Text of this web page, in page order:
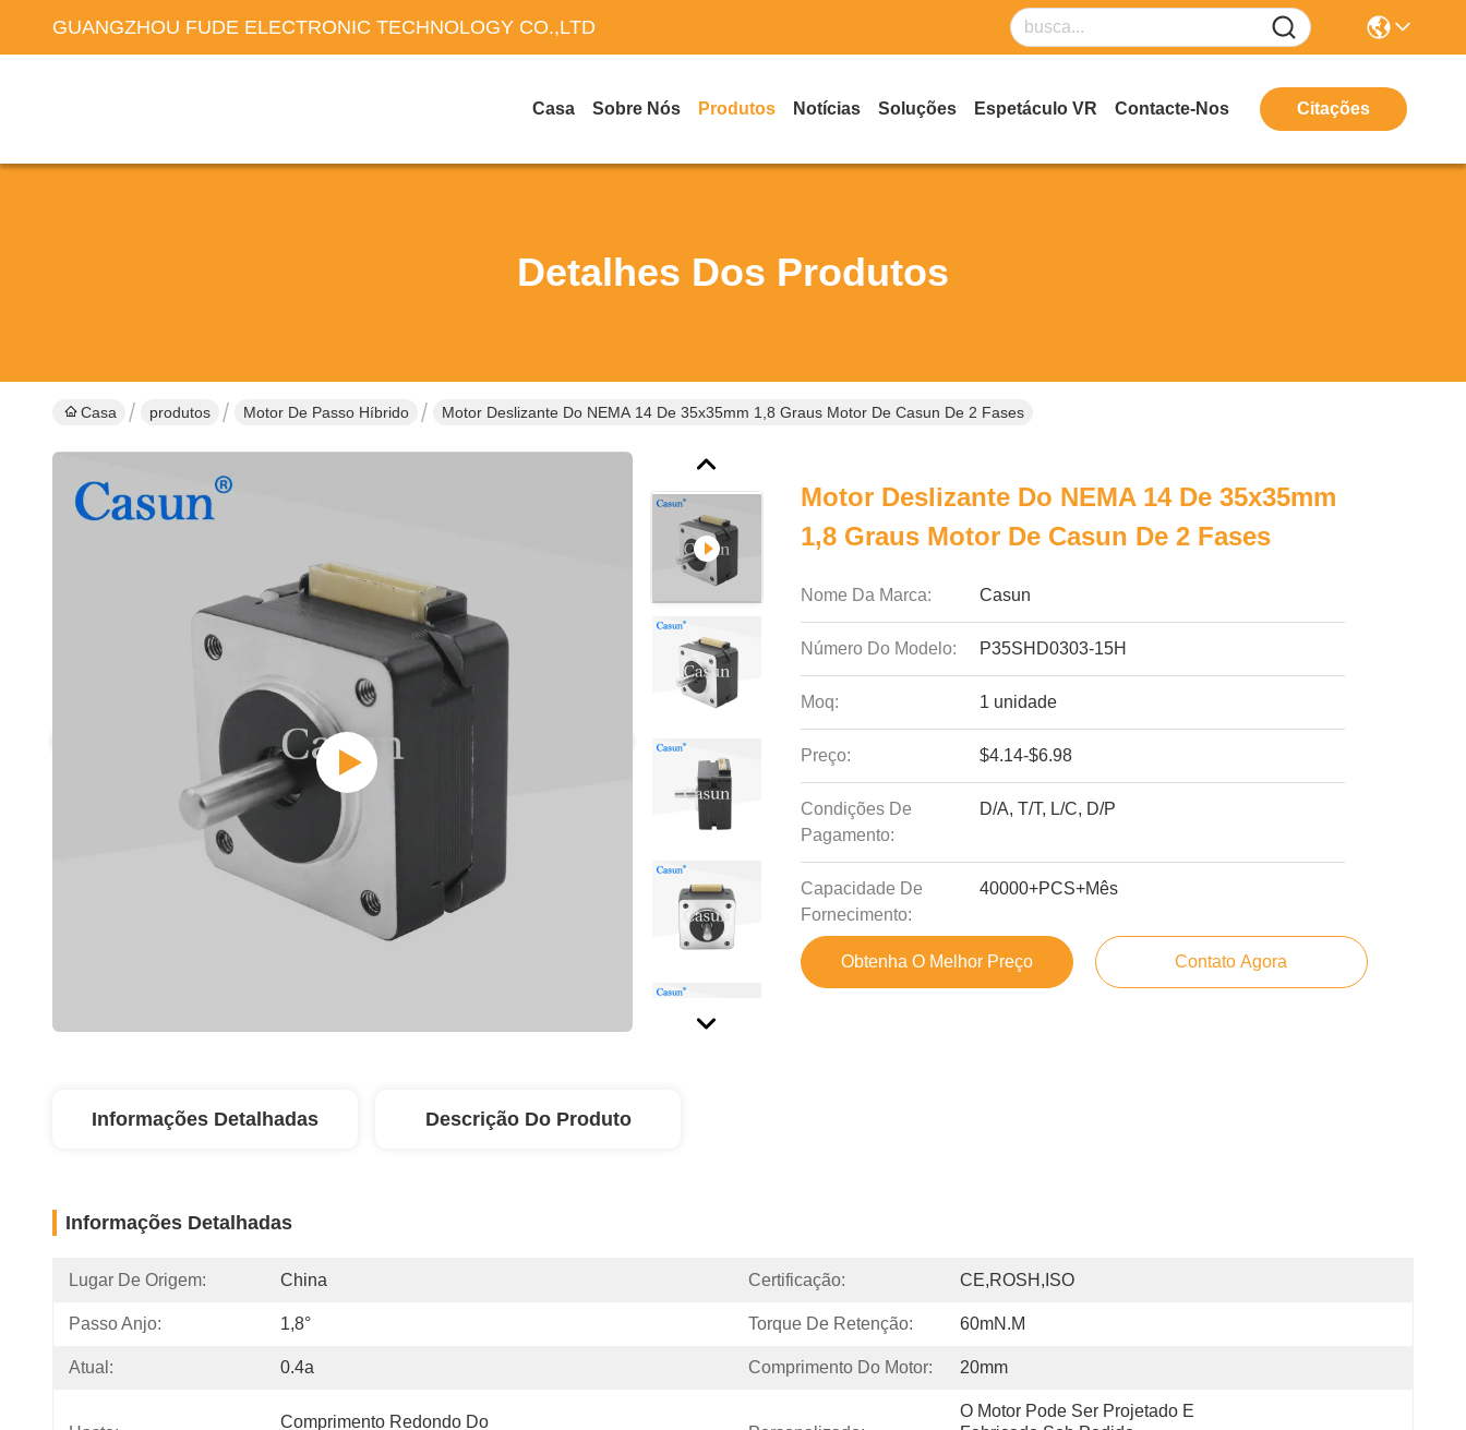
GUANGZHOU FUDE ELECTRONIC TECHNOLOGY CO.,LTD
Casa Sobre Nós Produtos Notícias Soluções Espetáculo VR Contacte-Nos Citações
Detalhes Dos Produtos
Casa produtos Motor De Passo Híbrido Motor Deslizante Do NEMA 14 De 35x35mm 1,8 Graus Motor De Casun De 2 Fases
Motor Deslizante Do NEMA 14 De 35x35mm
1,8 Graus Motor De Casun De 2 Fases
Nome Da Marca: Casun
Número Do Modelo: P35SHD0303-15H
Moq: 1 unidade
Preço: $4.14-$6.98
Condições De
Pagamento:
D/A, T/T, L/C, D/P
Capacidade De
Fornecimento:
40000+PCS+Mês
Obtenha O Melhor Preço Contato Agora
Informações Detalhadas Descrição Do Produto
Informações Detalhadas
Lugar De Origem: China Certificação: CE,ROSH,ISO
Passo Anjo: 1,8° Torque De Retenção: 60mN.m
Atual: 0.4a Comprimento Do Motor: 20mm
Comprimento Redondo Do
O Motor Pode Ser Projetado E